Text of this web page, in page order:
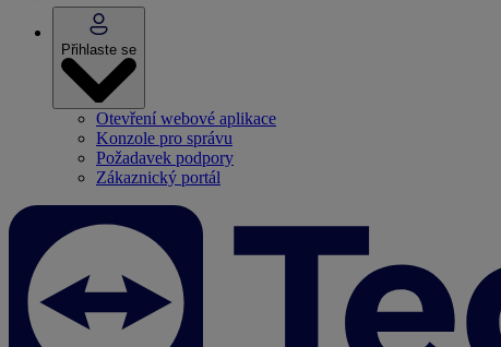
Přihlaste se
Otevření webové aplikace
Konzole pro správu
Požadavek podpory
Zákaznický portál